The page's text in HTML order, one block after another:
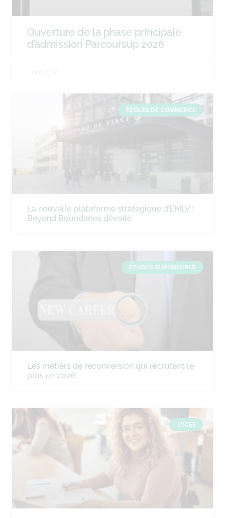
Ouverture de la phase principale
d’admission Parcoursup 2026
ÉCOLES DE COMMERCE
La nouvelle plateforme stratégique d’EMLV :
Beyond Boundaries dévoilé
ÉTUDES SUPÉRIEURES
Les métiers de reconversion qui recrutent le
plus en 2026
LYCÉE